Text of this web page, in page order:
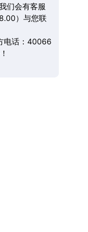
们会有客服
）与您联
电话：40066